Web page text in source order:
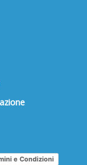
e Condizioni